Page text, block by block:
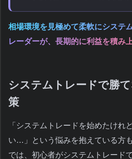
相場環境を見極めて柔軟にシステ
レーダーが、長期的に利益を積み
システムトレードで勝
策
「システムトレードを始めたけれ
い…」という悩みを抱えている方
では、初心者がシステムトレード